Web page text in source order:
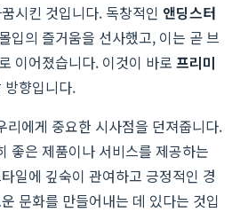
시킨 것입니다. 독창적인 앤딩스터
입의 즐거움을 선사했고, 이는 곧 브
이어졌습니다. 이것이 바로 프리미
방향입니다.
리에게 중요한 시사점을 던져줍니다.
좋은 제품이나 서비스를 제공하는
일에 깊숙이 관여하고 긍정적인 경
문화를 만들어내는 데 있다는 것입